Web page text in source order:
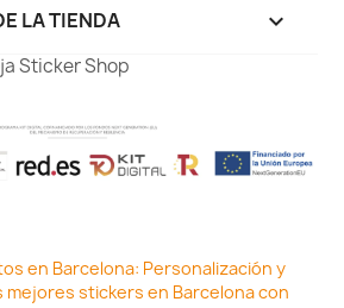
LA TIENDA keyboard_arrow_down
Sticker Shop
en Barcelona: Personalización y
mejores stickers en Barcelona con